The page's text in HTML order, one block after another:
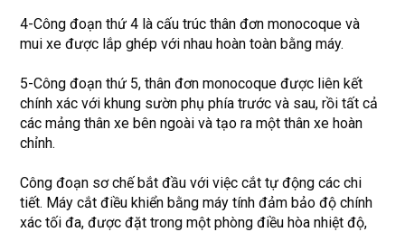
4-Công đoạn thứ 4 là cấu trúc thân đơn monocoque và
mui xe được lắp ghép với nhau hoàn toàn bằng máy.
5-Công đoạn thứ 5, thân đơn monocoque được liên kết
chính xác với khung sườn phụ phía trước và sau, rồi tất cả
các mảng thân xe bên ngoài và tạo ra một thân xe hoàn
chỉnh.
Công đoạn sơ chế bắt đầu với việc cắt tự động các chi
tiết. Máy cắt điều khiển bằng máy tính đảm bảo độ chính
xác tối đa, được đặt trong một phòng điều hòa nhiệt độ,